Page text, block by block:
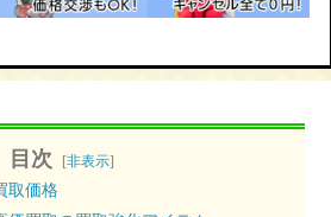
目次 [非表示]
取価格